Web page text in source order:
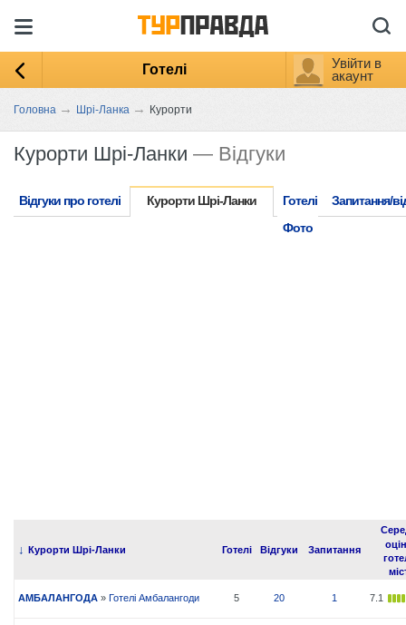
Готелі
Увійти в
акаунт
Головна → Шрі-Ланка → Курорти
Курорти Шрі-Ланки — Відгуки
Відгуки про готелі Курорти Шрі-Ланки Готелі
Запитання/
Фото
↓ Курорти Шрі-Ланки Готелі Відгуки Запитання
АМБАЛАНГОДА » Готелі Амбалангоди 5 20 1 7.1